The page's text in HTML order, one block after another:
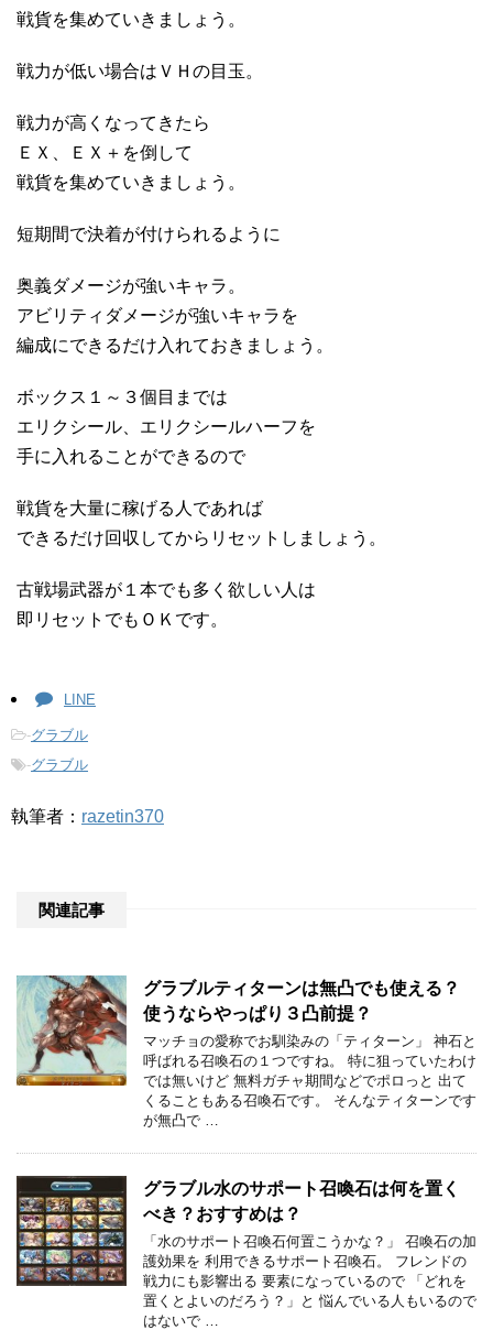
戦貨を集めていきましょう。
戦力が低い場合はＶＨの目玉。
戦力が高くなってきたら
ＥＸ、ＥＸ＋を倒して
戦貨を集めていきましょう。
短期間で決着が付けられるように
奥義ダメージが強いキャラ。
アビリティダメージが強いキャラを
編成にできるだけ入れておきましょう。
ボックス１～３個目までは
エリクシール、エリクシールハーフを
手に入れることができるので
戦貨を大量に稼げる人であれば
できるだけ回収してからリセットしましょう。
古戦場武器が１本でも多く欲しい人は
即リセットでもＯＫです。
LINE
-グラブル
-グラブル
執筆者： razetin370
関連記事
グラブルティターンは無凸でも使える？
使うならやっぱり３凸前提？
マッチョの愛称でお馴染みの「ティターン」 神石と
呼ばれる召喚石の１つですね。 特に狙っていたわけ
では無いけど 無料ガチャ期間などでポロっと 出て
くることもある召喚石です。 そんなティターンです
が無凸で …
グラブル水のサポート召喚石は何を置く
べき？おすすめは？
「水のサポート召喚石何置こうかな？」 召喚石の加
護効果を 利用できるサポート召喚石。 フレンドの
戦力にも影響出る 要素になっているので 「どれを
置くとよいのだろう？」と 悩んでいる人もいるので
はないで …